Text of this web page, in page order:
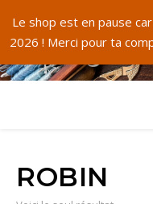
Le shop est en pause
2026 ! Merci pour ta
ROBIN